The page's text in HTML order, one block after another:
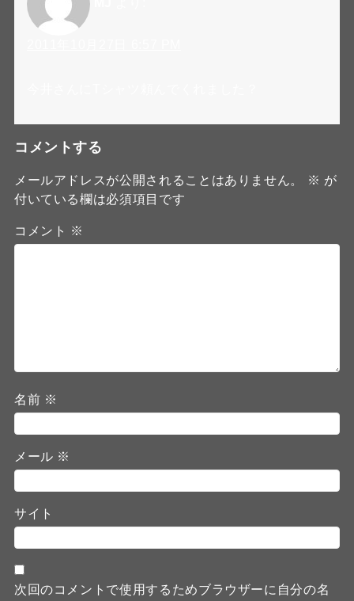
コメントする
メールアドレスが公開されることはありません。 ※ が
付いている欄は必須項目です
コメント ※
名前 ※
メール ※
サイト
次回のコメントで使用するためブラウザーに自分の名